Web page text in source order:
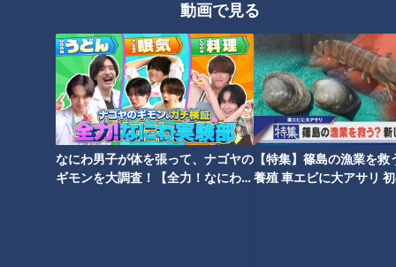
動画で見る
なにわ男子が体を張って、ナゴヤの
ギモンを大調査！【全力！なにわ実
【特集】篠島の漁業を救
養殖 車エビに大アサリ
吉見さんの成績
吉見さんの年度別のオープン戦、シーズンそれぞれの成績を見
てみました。
例えば2008年、吉見さんが初めてシーズンで2桁を勝った10勝
3敗、35試合にも投げていて、途中リリーフもしていますが、